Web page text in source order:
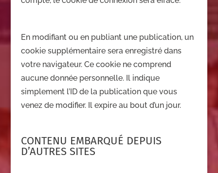
En modifiant ou en publiant une publication, un
cookie supplémentaire sera enregistré dans
votre navigateur. Ce cookie ne comprend
aucune donnée personnelle. Il indique
simplement l’ID de la publication que vous
venez de modifier. Il expire au bout d’un jour.
CONTENU EMBARQUÉ DEPUIS
D’AUTRES SITES